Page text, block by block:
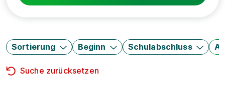
Sortierung Beginn Schulabschluss
Suche zurücksetzen